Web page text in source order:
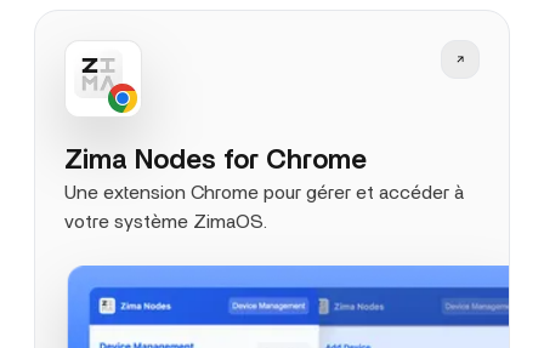
Zima Nodes for Chrome
Une extension Chrome pour gérer et accéder à
votre système ZimaOS.